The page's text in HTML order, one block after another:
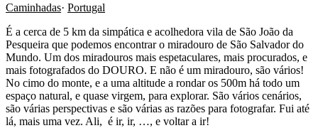
Caminhadas· Portugal
É a cerca de 5 km da simpática e acolhedora vila de São João da
Pesqueira que podemos encontrar o miradouro de São Salvador do
Mundo. Um dos miradouros mais espetaculares, mais procurados, e
mais fotografados do DOURO. E não é um miradouro, são vários!
No cimo do monte, e a uma altitude a rondar os 500m há todo um
espaço natural, e quase virgem, para explorar. São vários cenários,
são várias perspectivas e são várias as razões para fotografar. Fui até
lá, mais uma vez. Ali, é ir, ir, …, e voltar a ir!